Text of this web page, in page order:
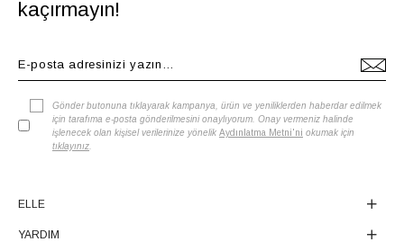
kaçırmayın!
Gönder butonuna tıklayarak kampanya, ürün ve yeniliklerden haberdar edilmek
için tarafıma e-posta gönderilmesini onaylıyorum. Onay vermeniz halinde
işlenecek olan kişisel verilerinize yönelik Aydınlatma Metni'ni okumak için
tıklayınız
ELLE
YARDIM